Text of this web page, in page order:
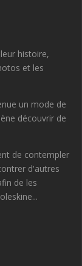
histoire,
et les
un mode de
découvrir de
de contempler
d'autres
de les